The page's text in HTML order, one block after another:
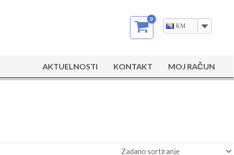
KM
AKTUELNOSTI KONTAKT MOJ RAČUN